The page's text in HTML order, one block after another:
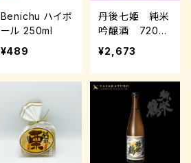
Benichu ハイボ
ール 250ml
¥489
丹後七姫 純米
吟醸酒 720ml
【与謝娘酒造】
¥2,673